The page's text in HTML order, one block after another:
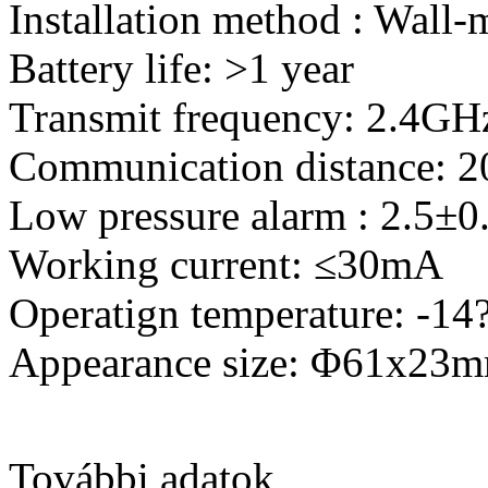
Installation method : Wall-
Battery life: >1 year
Transmit frequency:
Communication distance:
Low pressure alarm :
Working current: ≤30mA
Operatign temperature: -
Appearance size:
További adatok